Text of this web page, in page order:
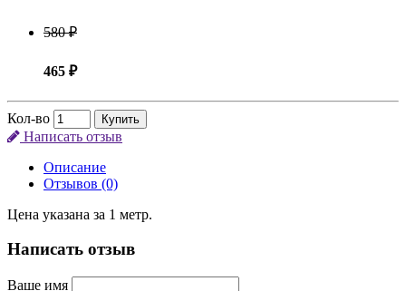
580 ₽
465 ₽
Кол-во Купить
Написать отзыв
Описание
Отзывов (0)
Цена указана за 1 метр.
Написать отзыв
Ваше имя